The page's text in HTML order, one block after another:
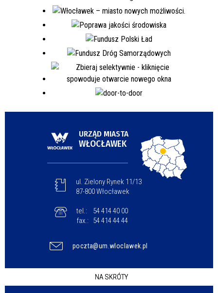
URZĄD MIASTA
WŁOCŁAWEK
ul. Zielony Rynek 11/13
87-800 Włocławek
tel.:
54 414 40 00
fax.:
54 414 44 44
poczta@um.wloclawek.pl
NA SKRÓTY